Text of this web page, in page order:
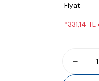
Fiyat
*331,14